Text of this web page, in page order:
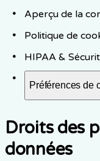
Aperçu de la
Politique de
HIPAA &
Préférences de
Droits des
données